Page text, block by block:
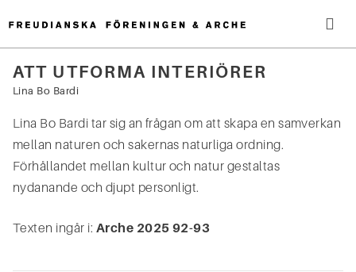
till
innehåll
Sök
ATT UTFORMA INTERIÖRER
Lina Bo Bardi
Lina Bo Bardi tar sig an frågan om att skapa en samverkan
mellan naturen och sakernas naturliga ordning.
Förhållandet mellan kultur och natur gestaltas
nydanande och djupt personligt.
Texten ingår i: Arche 2025 92-93